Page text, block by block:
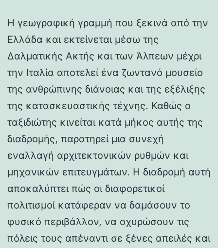
Η γεωγραφική γραμμή που ξεκινά από την
Ελλάδα και εκτείνεται μέσω της
Δαλματικής Ακτής και των Άλπεων μέχρι
την Ιταλία αποτελεί ένα ζωντανό μουσείο
της ανθρώπινης διάνοιας και της εξέλιξης
της κατασκευαστικής τέχνης. Καθώς ο
ταξιδιώτης κινείται κατά μήκος αυτής της
διαδρομής, παρατηρεί μια συνεχή
εναλλαγή αρχιτεκτονικών ρυθμών και
μηχανικών επιτευγμάτων. Η διαδρομή αυτή
αποκαλύπτει πώς οι διαφορετικοί
πολιτισμοί κατάφεραν να δαμάσουν το
φυσικό περιβάλλον, να οχυρώσουν τις
πόλεις τους απέναντι σε ξένες απειλές και